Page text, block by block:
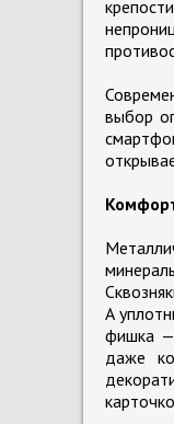
выбор
А
фишка —
даже